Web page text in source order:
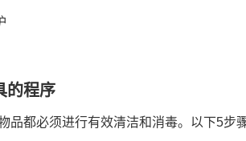
的程序
品都必须进行有效清洁和消毒。以下5步